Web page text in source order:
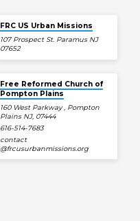
FRC US Urban Missions
107 Prospect St. Paramus NJ
07652
Free Reformed Church of
Pompton Plains
160 West Parkway , Pompton
Plains NJ, 07444
616-514-7683
contact​
@frcusurbanmissions.org